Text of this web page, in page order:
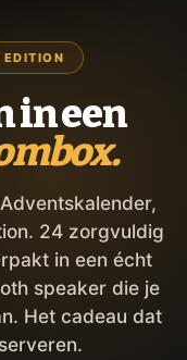
EDITION
in een
24 zorgvuldig
in een écht
speaker die je
Het cadeau dat